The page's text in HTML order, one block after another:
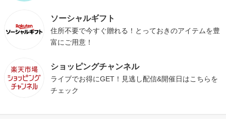
ソーシャルギフト
住所不要で今すぐ贈れる！とっておきのアイテムを豊
富にご用意！
ショッピングチャンネル
ライブでお得にGET！見逃し配信&開催日はこちらを
チェック